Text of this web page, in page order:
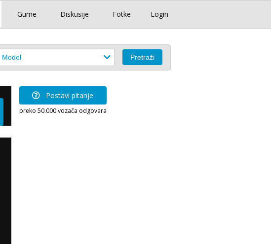
Login
Gume Diskusije Fotke
Postavi pitanje
preko 50.000 vozača odgovara